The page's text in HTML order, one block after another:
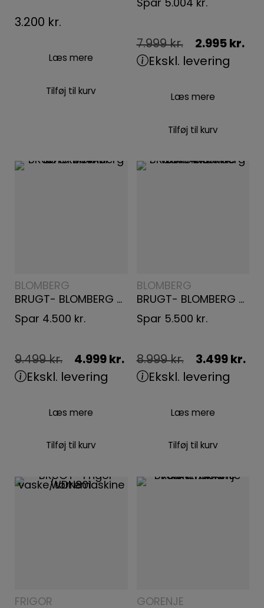
3.200 kr.
Læs mere
Tilføj til kurv
Spar 5.004 kr.
7.999kr. 2.995 kr.
Ekskl. levering
Læs mere
Tilføj til kurv
BLOMBERG
BRUGT- BLOMBERG TØRRETUMBLER BTGF494RX
Spar 4.500 kr.
9.499kr. 4.999 kr.
Ekskl. levering
Læs mere
Tilføj til kurv
BLOMBERG
BRUGT- BLOMBERG VASKEMASKINE BW84M50W
Spar 5.500 kr.
8.999kr. 3.499 kr.
Ekskl. levering
Læs mere
Tilføj til kurv
FRIGOR
GORENJE